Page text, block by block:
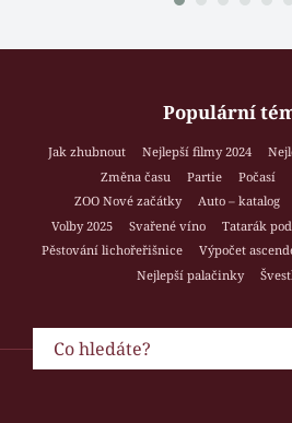
Populární
Jak zhubnout Nejlepší filmy 2024
Změna času
Partie Počasí
ZOO Nové začátky
Auto – katalog
Volby 2025
Svařené víno Tatarák
Pěstování lichořeřišnice
Výpočet
Nejlepší palačinky